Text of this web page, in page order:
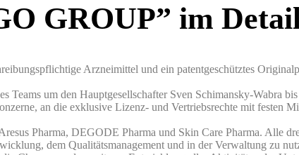
GROUP” im
Arzneimittel und ein patentgeschütztes
Teams um den Hauptgesellschafter Sven Schimansky-Wabra
an die exklusive Lizenz- und Vertriebsrechte mit festen
Pharma, DEGODE Pharma und Skin Care Pharma. Alle
dem Qualitätsmanagement und in der Verwaltung zu